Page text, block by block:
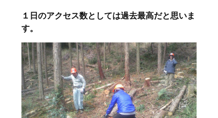
１日のアクセス数としては過去最高だと思いま
す。